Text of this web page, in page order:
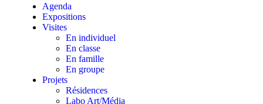
Agenda
Expositions
Visites
En individuel
En classe
En famille
En groupe
Projets
Résidences
Labo Art/Média